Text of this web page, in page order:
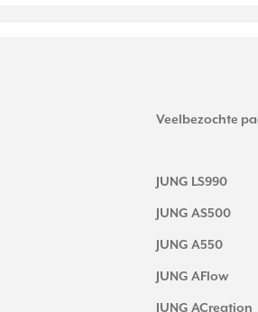
Veelbezochte
JUNG LS990
JUNG AS500
JUNG A550
JUNG AFlow
JUNG ACreation